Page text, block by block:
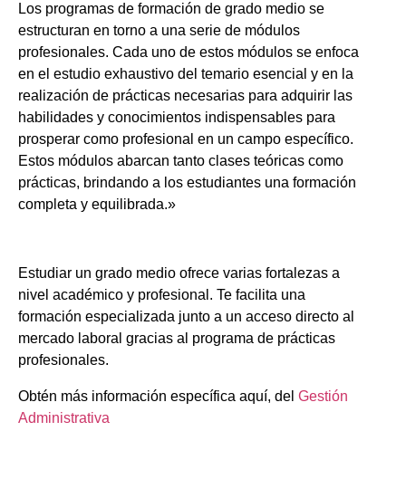
Los programas de formación de grado medio se
estructuran en torno a una serie de módulos
profesionales. Cada uno de estos módulos se enfoca
en el estudio exhaustivo del temario esencial y en la
realización de prácticas necesarias para adquirir las
habilidades y conocimientos indispensables para
prosperar como profesional en un campo específico.
Estos módulos abarcan tanto clases teóricas como
prácticas, brindando a los estudiantes una formación
completa y equilibrada.»
Estudiar un grado medio ofrece varias fortalezas a
nivel académico y profesional. Te facilita una
formación especializada junto a un acceso directo al
mercado laboral gracias al programa de prácticas
profesionales.
Obtén más información específica aquí, del Gestión
Administrativa